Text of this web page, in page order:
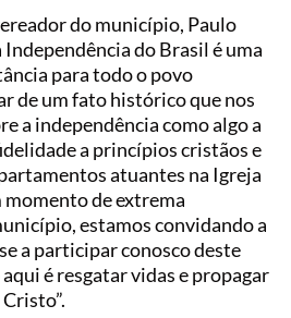
do município, Paulo
Independência do Brasil é uma
para todo o povo
de um fato histórico que nos
a independência como algo a
a princípios cristãos e
atuantes na Igreja
momento de extrema
estamos convidando a
a participar conosco deste
é resgatar vidas e propagar